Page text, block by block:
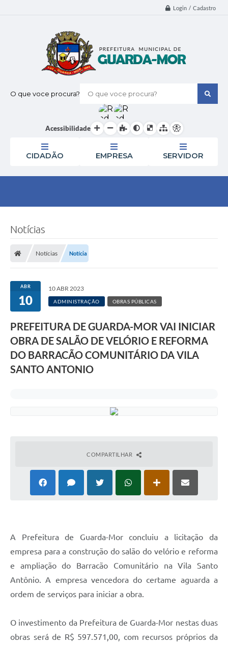
Login / Cadastro
O que voce procura?
Acessibilidade
CIDADÃO EMPRESA SERVIDOR
Notícias
Notícias Notícia
ABR
10
10 ABR 2023
ADMINISTRAÇÃO OBRAS PÚBLICAS
PREFEITURA DE GUARDA-MOR VAI INICIAR
OBRA DE SALÃO DE VELÓRIO E REFORMA
DO BARRACÃO COMUNITÁRIO DA VILA
SANTO ANTONIO
COMPARTILHAR
A Prefeitura de Guarda-Mor concluiu a licitação da
empresa para a construção do salão do velório e reforma
e ampliação do Barracão Comunitário na Vila Santo
Antônio. A empresa vencedora do certame aguarda a
ordem de serviços para iniciar a obra.
O investimento da Prefeitura de Guarda-Mor nestas duas
obras será de R$ 597.571,00, com recursos próprios da